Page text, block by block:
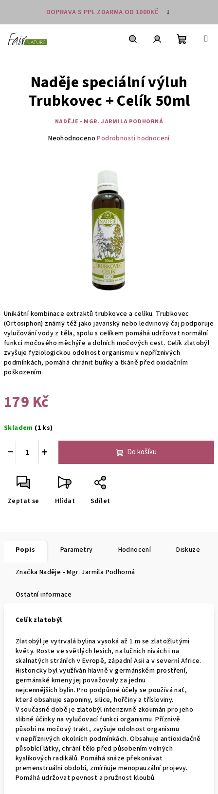
obsah
DOPRAVA S PPL ZDARMA OD 1000KČ
Nákupní
Unikátní kombinace extraktů trubkovce a celíku. Trubkovec
(Ortosiphon) známý též jako javanský nebo ledvinový čaj podporuje
vylučování vody z těla, spolu s celíkem pomáhá udržovat normální
funkci močového měchýře a dolních močových cest. Celík zlatobýl
zvyšuje fyziologickou odolnost organismu v nepříznivých
podmínkách, pomáhá chránit buňky a tkáně před oxidačním
poškozením.
179 Kč
cena:
Skladem (1 ks)
+
− Do košíku
Zeptat se Hlídat Sdílet
Naděje speciální výluh
Trubkovec + Celík 50ml
NADĚJE - MGR. JARMILA PODHORNÁ
Průměrné
Neohodnoceno Podrobnosti hodnocení
Popis Parametry Hodnocení Diskuze
Značka Naděje - Mgr. Jarmila Podhorná
Ostatní informace
Celík zlatobýl
Zlatobýl je vytrvalá bylina vysoká až 1 m se zlatožlutými
květy. Roste ve světlých lesích, na lučních nivách i na
skalnatých stráních v Evropě, západní Asii a v severní Africe.
Historicky byl využíván hlavně v germánském prostření,
germánské kmeny jej považovaly za jednu
nejcennějších bylin. Pro podpůrné účely se používá nať,
která obsahuje saponiny, silice, hořčiny a třísloviny.
V současné době je zlatobýl intenzivně zkoumán pro jeho
slibné účinky na vylučovací funkci organismu. Příznivě
působí na močový trakt, zvyšuje odolnost organismu
v nepříznivých okolních podmínkách. Obsahuje antioxidačně
působící látky, chrání tělo před působením volných
kyslíkových radikálů. Pomáhá snáze překonávat
premenstruální období, zmírňuje menopauzální projevy.
Pomáhá udržovat pevnost a pružnost kloubů.